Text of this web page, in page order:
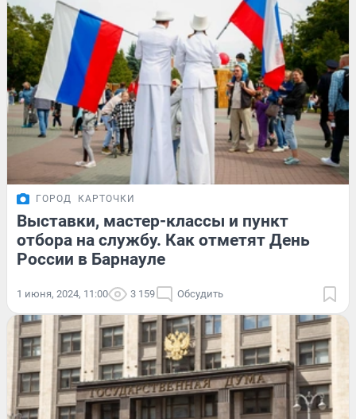
ГОРОД КАРТОЧКИ
Выставки, мастер-классы и пункт
отбора на службу. Как отметят День
России в Барнауле
1 июня, 2024, 11:00 3 159 Обсудить